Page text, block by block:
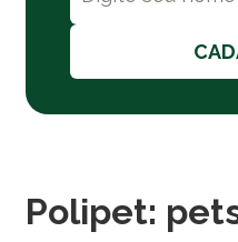
Polipet: